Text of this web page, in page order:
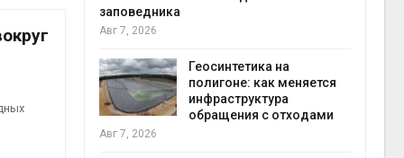
заповедника
Авг 7, 2026
Геосинтетика на
полигоне: как меняется
инфраструктура
обращения с отходами
Авг 7, 2026